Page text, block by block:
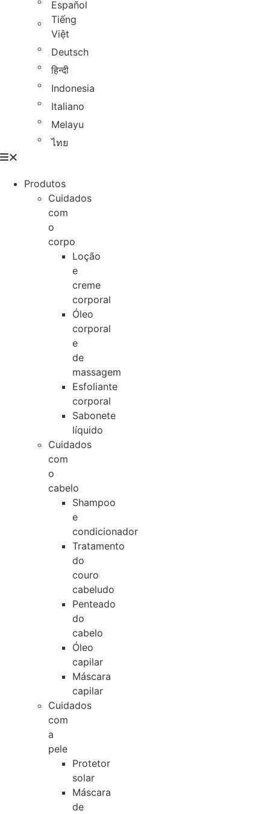
Español
Tiếng
Việt
Deutsch
हिन्दी
Indonesia
Italiano
Melayu
ไทย
Produtos
Cuidados
com
o
corpo
Loção
e
creme
corporal
Óleo
corporal
e
de
massagem
Esfoliante
corporal
Sabonete
líquido
Cuidados
com
o
cabelo
Shampoo
e
condicionador
Tratamento
do
couro
cabeludo
Penteado
do
cabelo
Óleo
capilar
Máscara
capilar
Cuidados
com
a
pele
Protetor
solar
Máscara
de